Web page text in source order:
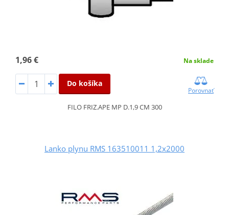
1,96 € Na sklade
Do košíka
Porovnať
FILO FRIZ.APE MP D.1,9 CM 300
Lanko plynu RMS 163510011 1,2x2000